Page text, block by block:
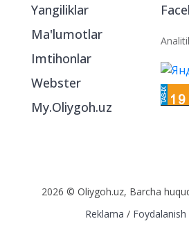
Yangiliklar
Ma'lumotlar
Imtihonlar
Webster
My.Oliygoh.uz
2026 © Oliygoh.uz, Barcha
Reklama /